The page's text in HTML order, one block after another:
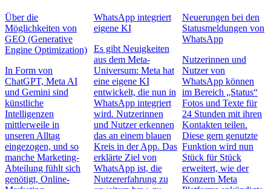
Über die
Möglichkeiten von
GEO (Generative
Engine Optimization)
In Form von
ChatGPT, Meta AI
und Gemini sind
künstliche
Intelligenzen
mittlerweile in
unseren Alltag
eingezogen, und so
manche Marketing-
Abteilung fühlt sich
genötigt, Online-
WhatsApp integriert
eigene KI
Es gibt Neuigkeiten
aus dem Meta-
Universum: Meta hat
eine eigene KI
entwickelt, die nun in
WhatsApp integriert
wird. Nutzerinnen
und Nutzer erkennen
das an einem blauen
Kreis in der App. Das
erklärte Ziel von
WhatsApp ist, die
Nutzererfahrung zu
Neuerungen bei den
Statusmeldungen von
WhatsApp
Nutzerinnen und
Nutzer von
WhatsApp können
im Bereich „Status“
Fotos und Texte für
24 Stunden mit ihren
Kontakten teilen.
Diese gern genutzte
Funktion wird nun
Stück für Stück
erweitert, wie der
Konzern Meta